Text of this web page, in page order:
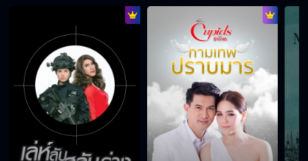
กลัวหาผู้ชายมาแต่งงานด้วยไม่ได้หรือไง ถึงได้ถ่อ
ตามมันมา
ทำอะไรกัน สายแล้วนะ
ถ้าอยากให้ อนงค์ กลับไปด้วย ก็ชมอนงค์สัก 2